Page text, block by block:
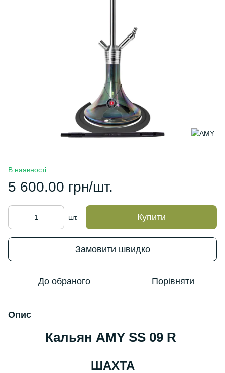
В наявності
5 600.00 грн/шт.
шт. Купити
Замовити швидко
До обраного Порівняти
Опис
Кальян AMY SS 09 R
ШАХТА